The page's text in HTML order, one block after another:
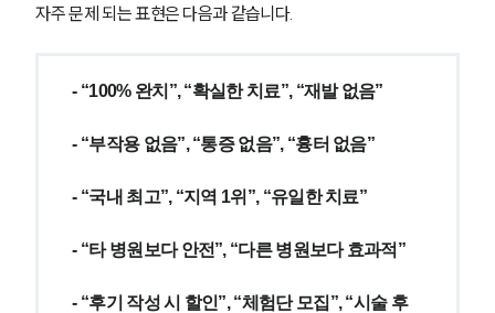
자주 문제 되는 표현은 다음과 같습니다.
- “100% 완치”, “확실한 치료”, “재발 없음”
- “부작용 없음”, “통증 없음”, “흉터 없음”
- “국내 최고”, “지역 1위”, “유일한 치료”
- “타 병원보다 안전”, “다른 병원보다 효과적”
- “후기 작성 시 할인”, “체험단 모집”, “시술 후